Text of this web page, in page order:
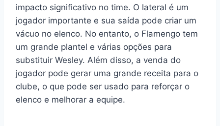
impacto significativo no time. O lateral é um
jogador importante e sua saída pode criar um
vácuo no elenco. No entanto, o Flamengo tem
um grande plantel e várias opções para
substituir Wesley. Além disso, a venda do
jogador pode gerar uma grande receita para o
clube, o que pode ser usado para reforçar o
elenco e melhorar a equipe.